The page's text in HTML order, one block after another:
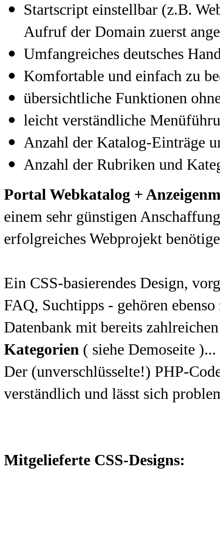
Startscript einstellbar (z.B.
Aufruf der Domain zuerst
Umfangreiches deutsches
Komfortable und einfach zu
übersichtliche Funktionen
leicht verständliche
Anzahl der Katalog-Einträge
Anzahl der Rubriken und
Portal Webkatalog +
einem sehr günstigen
erfolgreiches Webprojekt
Ein CSS-basierendes Design,
FAQ, Suchtipps - gehören
Datenbank mit bereits
Kategorien ( siehe Demoseite )...
Der (unverschlüsselte!) PHP-
verständlich und lässt sich
Mitgelieferte CSS-Designs: